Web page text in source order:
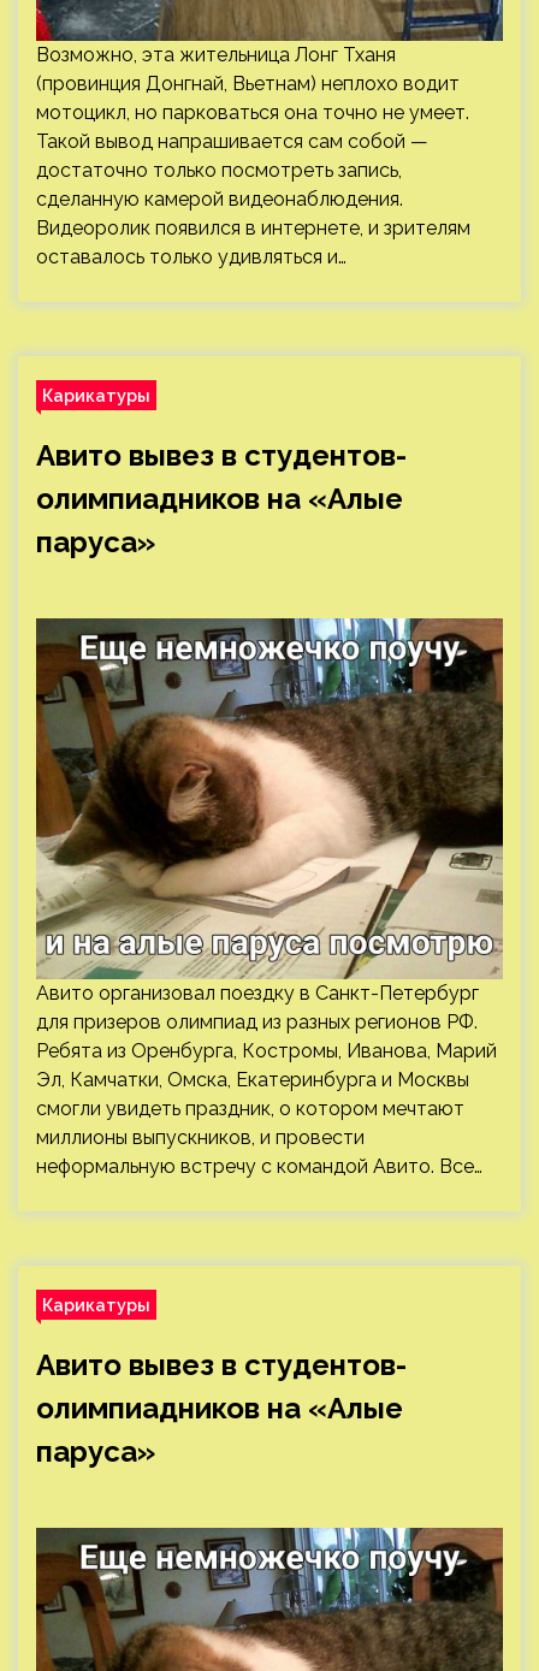
Возможно, эта жительница Лонг Тханя
(провинция Донгнай, Вьетнам) неплохо водит
мотоцикл, но парковаться она точно не умеет.
Такой вывод напрашивается сам собой —
достаточно только посмотреть запись,
сделанную камерой видеонаблюдения.
Видеоролик появился в интернете, и зрителям
оставалось только удивляться и…
Карикатуры
Авито вывез в студентов-
олимпиадников на «Алые
паруса»⁠⁠
Авито организовал поездку в Санкт-Петербург
для призеров олимпиад из разных регионов РФ.
Ребята из Оренбурга, Костромы, Иванова, Марий
Эл, Камчатки, Омска, Екатеринбурга и Москвы
смогли увидеть праздник, о котором мечтают
миллионы выпускников, и провести
неформальную встречу с командой Авито. Все…
Карикатуры
Авито вывез в студентов-
олимпиадников на «Алые
паруса»⁠⁠